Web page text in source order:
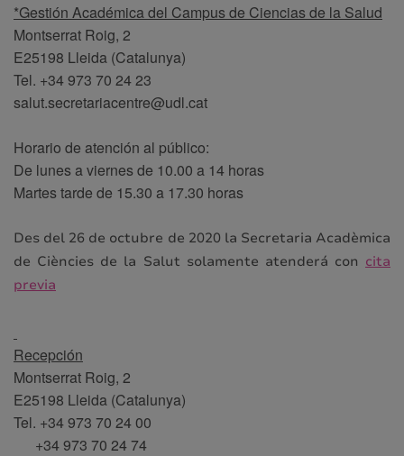
*Gestión Académica del Campus de Ciencias de la Salud
Montserrat Roig, 2
E25198 Lleida (Catalunya)
Tel. +34 973 70 24 23
salut.secretariacentre@udl.cat
Horario de atención al público:
De lunes a viernes de 10.00 a 14 horas
Martes tarde de 15.30 a 17.30 horas
Des del 26 de octubre de 2020 la Secretaria Acadèmica
de Ciències de la Salut solamente atenderá con cita
previa
Recepción
Montserrat Roig, 2
E25198 Lleida (Catalunya)
Tel. +34 973 70 24 00
+34 973 70 24 74